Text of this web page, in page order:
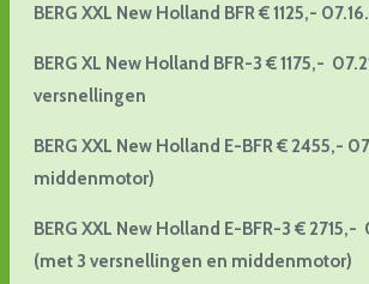
BERG XXL New Holland BFR € 1125,-
BERG XL New Holland BFR-3 €1175,-
versnellingen
BERG XXL New Holland E-BFR € 2455,-
middenmotor)
BERG XXL New Holland E-BFR-3 €
(met 3 versnellingen en middenmotor)